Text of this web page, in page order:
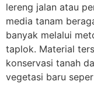
lereng jalan atau
media tanam
banyak melalui
taplok. Material
konservasi tanah
vegetasi baru